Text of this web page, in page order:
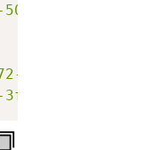
101B-9F08-
44a7-89c5-
3f72-44a7-89c5-